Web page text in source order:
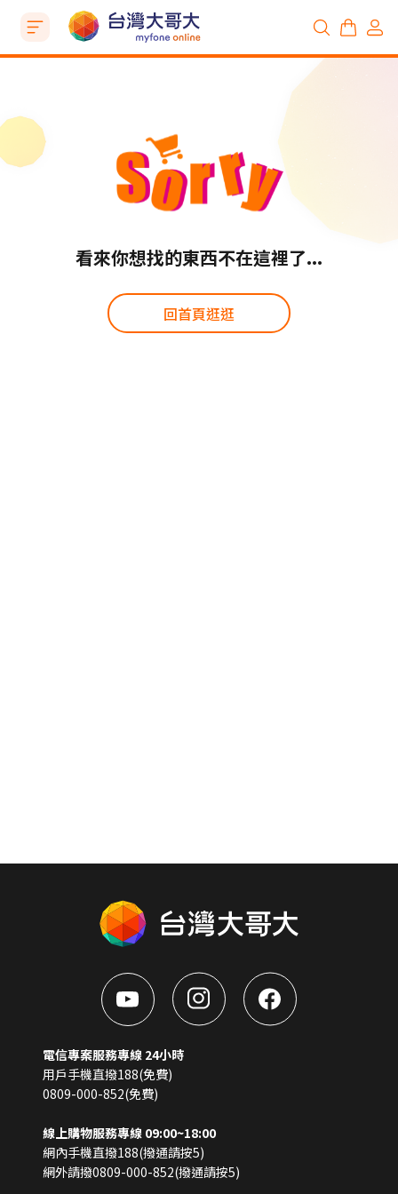
看來你想找的東西不在這裡了...
回首頁逛逛
電信專案服務專線 24小時
用戶手機直撥188(免費)
0809-000-852(免費)
線上購物服務專線 09:00~18:00
網內手機直撥188(撥通請按5)
網外請撥0809-000-852(撥通請按5)